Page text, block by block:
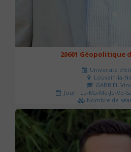
20601 Géopolitique
Université
Louvain-la-
GABRIEL
Jour : Lu-Ma-Me-Je-Ve-
Nombre de
120 €